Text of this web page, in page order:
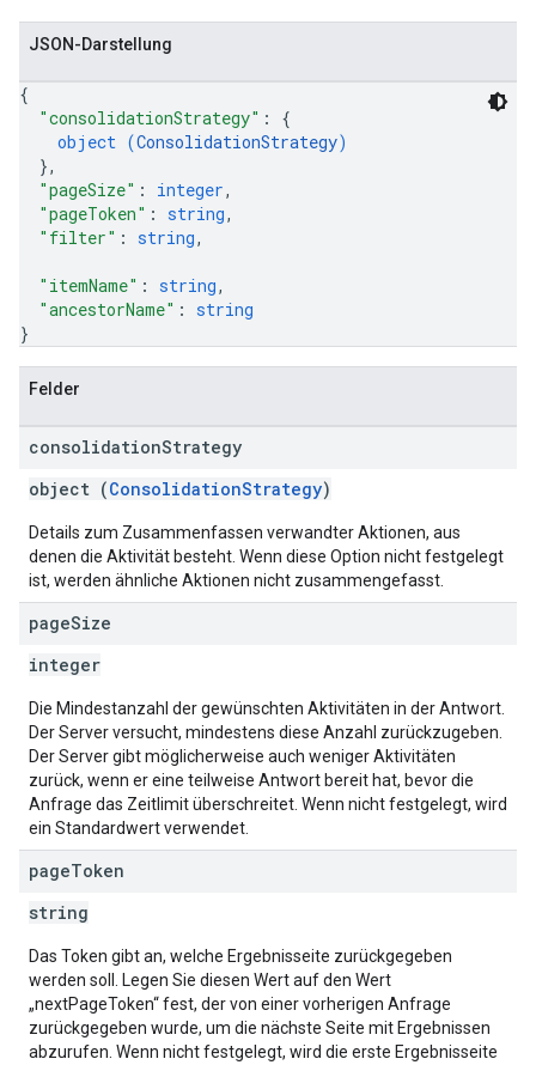
JSON-Darstellung
{
"consolidationStrategy" : {
object (ConsolidationStrategy)
},
"pageSize" : integer,
"pageToken" : string,
"filter" : string,
"itemName" : string,
"ancestorName" : string
}
Felder
consolidationStrategy
object (ConsolidationStrategy)
Details zum Zusammenfassen verwandter Aktionen, aus
denen die Aktivität besteht. Wenn diese Option nicht festgelegt
ist, werden ähnliche Aktionen nicht zusammengefasst.
pageSize
integer
Die Mindestanzahl der gewünschten Aktivitäten in der Antwort.
Der Server versucht, mindestens diese Anzahl zurückzugeben.
Der Server gibt möglicherweise auch weniger Aktivitäten
zurück, wenn er eine teilweise Antwort bereit hat, bevor die
Anfrage das Zeitlimit überschreitet. Wenn nicht festgelegt, wird
ein Standardwert verwendet.
pageToken
string
Das Token gibt an, welche Ergebnisseite zurückgegeben
werden soll. Legen Sie diesen Wert auf den Wert
„nextPageToken“ fest, der von einer vorherigen Anfrage
zurückgegeben wurde, um die nächste Seite mit Ergebnissen
abzurufen. Wenn nicht festgelegt, wird die erste Ergebnisseite